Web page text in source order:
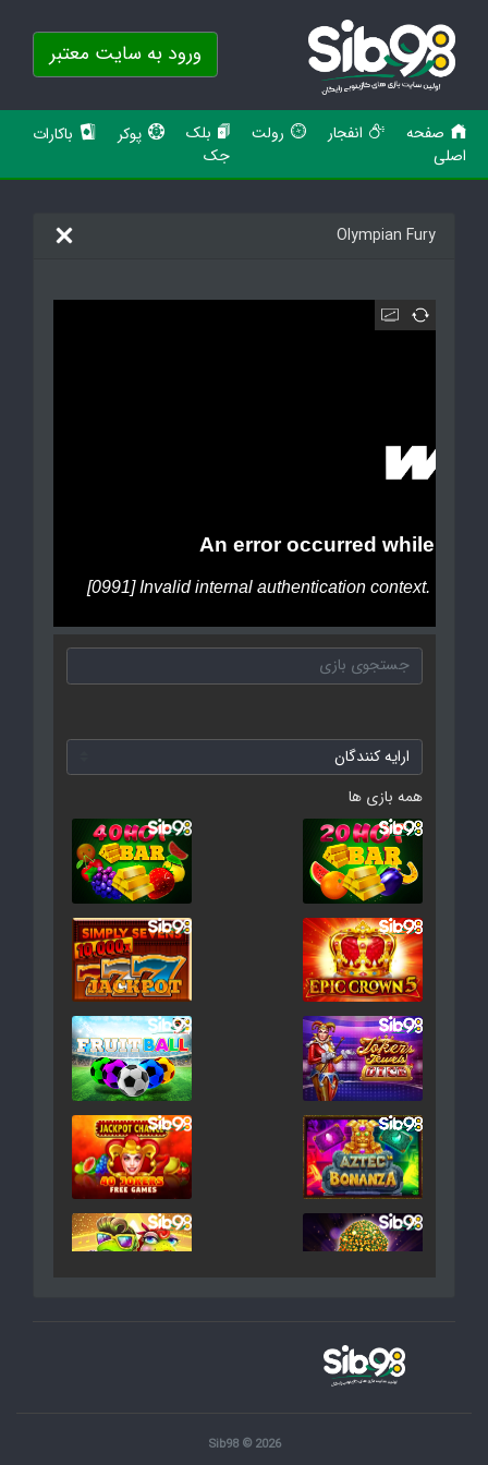
ورود به سایت معتبر
صفحه
اصلی
انفجار رولت
بلک
جک
پوکر باکارات
Olympian Fury
همه بازی ها
Sib98 © 2026